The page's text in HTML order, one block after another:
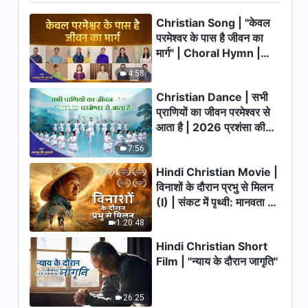
5:00
11:06
परमेश्वर के दैनिक वचन : परमेश्वर का
प्रकटन और कार्य | अंश 68
11:08
परमेश्वर के दैनिक वचन : परमेश्वर का
प्रकटन और कार्य | अंश 69
8:50
परमेश्वर के दैनिक वचन : परमेश्वर का
प्रकटन और कार्य | अंश 70
13:34
परमेश्वर के दैनिक वचन : परमेश्वर का
प्रकटन और कार्य | अंश 71
4:58
Christian Song | "केवल
परमेश्वर के पास है जीवन का
मार्ग" | Choral Hymn |
7:56
Christian Dance | सभी
प्राणियों का जीवन परमेश्वर से
आता है | 2026 प्रशंसा की
1:20:48
Hindi Christian Movie |
विनाशों के दौरान प्रभु से मिलन
(I) | संकट में पृथ्वी: मानवता का
26:25
Hindi Christian Short
Film | "न्याय के दौरान जागृति"